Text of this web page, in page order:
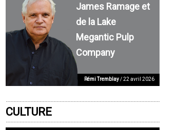
James Ramage et
de la Lake
Megantic Pulp
Company
Rémi Tremblay/ 22 avril 2026
CULTURE